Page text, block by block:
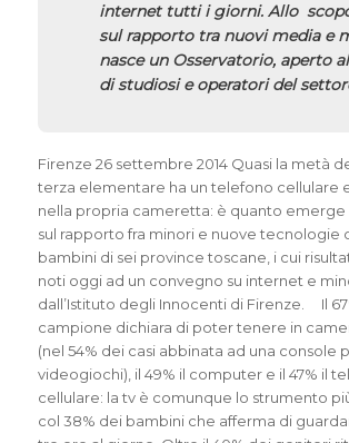
internet tutti i giorni. Allo
sul rapporto tra nuovi media e
nasce un Osservatorio, aperto
di studiosi e operatori del
Firenze 26 settembre 2014 Quasi la metà
terza elementare ha un telefono cellulare
nella propria cameretta: è quanto emerge
sul rapporto fra minori e nuove tecnologie
bambini di sei province toscane, i cui
noti oggi ad un convegno su internet e
dall’Istituto degli Innocenti di Firenze. Il
campione dichiara di poter tenere in
(nel 54% dei casi abbinata ad una console
videogiochi), il 49% il computer e il 47% il
cellulare: la tv è comunque lo strumento
col 38% dei bambini che afferma di